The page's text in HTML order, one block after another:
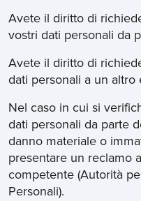
Avete il diritto di
vostri dati personali da
Avete il diritto di
dati personali a un altro
Nel caso in cui si
dati personali da parte
danno materiale o
presentare un reclamo
competente (Autorità
Personali).